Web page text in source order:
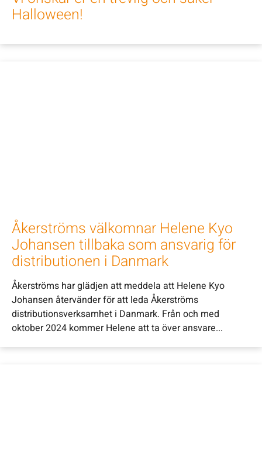
Halloween!
Åkerströms välkomnar Helene Kyo
Johansen tillbaka som ansvarig för
distributionen i Danmark
Åkerströms har glädjen att meddela att Helene Kyo
Johansen återvänder för att leda Åkerströms
distributionsverksamhet i Danmark. Från och med
oktober 2024 kommer Helene att ta över ansvare...